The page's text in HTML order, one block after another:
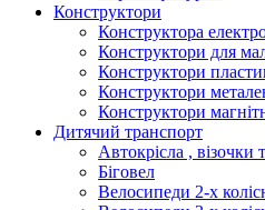
Конструктори
Конструктора
Конструктори для
Конструктори
Конструктори
Конструктори
Дитячий транспорт
Автокрісла , візочки
Біговел
Велосипеди 2-х